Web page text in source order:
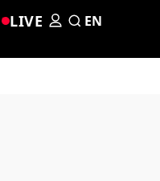
LIVE EN